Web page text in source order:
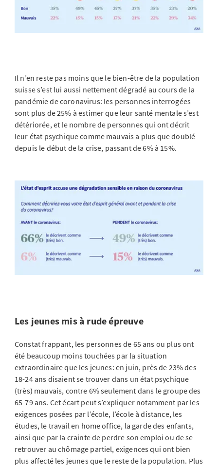
Il n’en reste pas moins que le bien-être de la population
suisse s’est lui aussi nettement dégradé au cours de la
pandémie de coronavirus: les personnes interrogées
sont plus de 25% à estimer que leur santé mentale s’est
détériorée, et le nombre de personnes qui ont décrit
leur état psychique comme mauvais a plus que doublé
depuis le début de la crise, passant de 6% à 15%.
Les jeunes mis à rude épreuve
Constat frappant, les personnes de 65 ans ou plus ont
été beaucoup moins touchées par la situation
extraordinaire que les jeunes: en juin, près de 23% des
18-24 ans disaient se trouver dans un état psychique
(très) mauvais, contre 6% seulement dans le groupe des
65-79 ans. Cet écart peut s’expliquer notamment par les
exigences posées par l’école, l’école à distance, les
études, le travail en home office, la garde des enfants,
ainsi que par la crainte de perdre son emploi ou de se
retrouver au chômage partiel, exigences qui ont bien
plus affecté les jeunes que le reste de la population. Plus